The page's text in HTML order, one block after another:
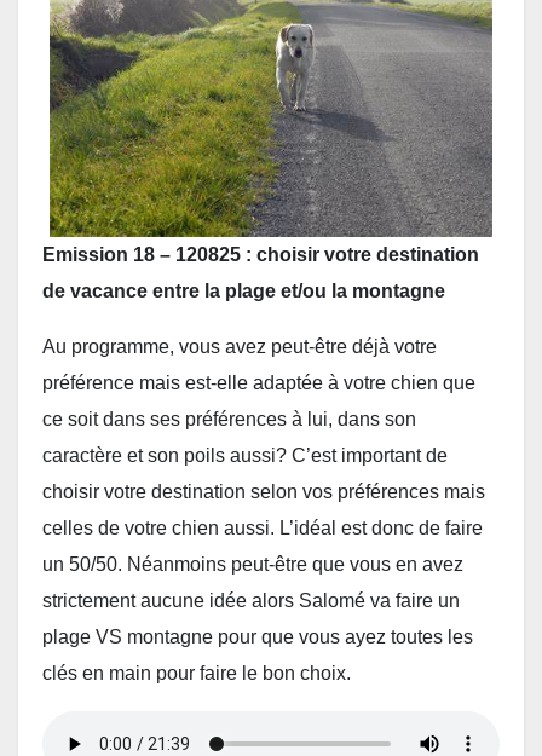
Emission 18 – 120825 : choisir votre destination
de vacance entre la plage et/ou la montagne
Au programme, vous avez peut-être déjà votre
préférence mais est-elle adaptée à votre chien que
ce soit dans ses préférences à lui, dans son
caractère et son poils aussi? C’est important de
choisir votre destination selon vos préférences mais
celles de votre chien aussi. L’idéal est donc de faire
un 50/50. Néanmoins peut-être que vous en avez
strictement aucune idée alors Salomé va faire un
plage VS montagne pour que vous ayez toutes les
clés en main pour faire le bon choix.